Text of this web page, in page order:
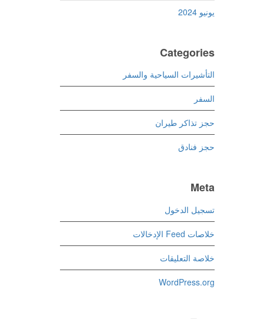
يونيو 2024
Categories
التأشيرات السياحية والسفر
السفر
حجز تذاكر طيران
حجز فنادق
Meta
تسجيل الدخول
خلاصات Feed الإدخالات
خلاصة التعليقات
WordPress.org